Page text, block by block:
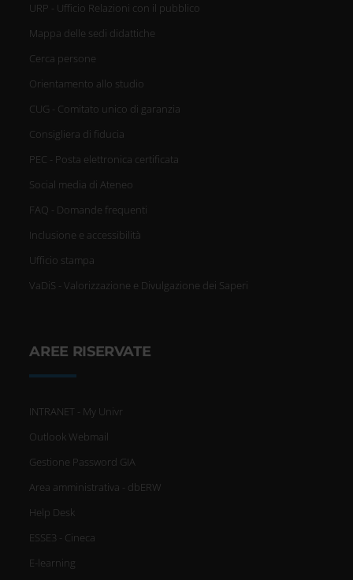
URP - Ufficio Relazioni con il pubblico
Mappa delle sedi didattiche
Cerca persone
Orientamento allo studio
CUG - Comitato unico di garanzia
Consigliera di fiducia
PEC - Posta elettronica certificata
Social media di Ateneo
FAQ - Domande frequenti
Inclusione e accessibilità
Ufficio stampa
VaDiS - Valorizzazione e Divulgazione dei Saperi
AREE RISERVATE
INTRANET - My Univr
Outlook Webmail
Gestione Password GIA
Area amministrativa - dbERW
Help Desk
ESSE3 - Cineca
E-learning